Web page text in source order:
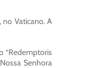
no Vaticano. A
“Redemptoris
Senhora